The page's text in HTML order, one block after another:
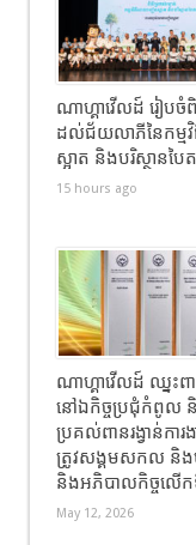
ណាហ្គាវើលដ៍ រៀបចំ
ដល់ជ័យលាភីនៃកម្ម
ស្អាត និងបរិស្ថានបៃ
15 hours ago
ណាហ្គាវើលដ៍ ឈ្នះព
នៅឯកិច្ចប្រជុំកំពូល និ
ប្រគល់ពានរង្វាន់កា
ត្រូវសង្គមសកល និង
និងអភិបាលកិច្ចលើ
May 12, 2026